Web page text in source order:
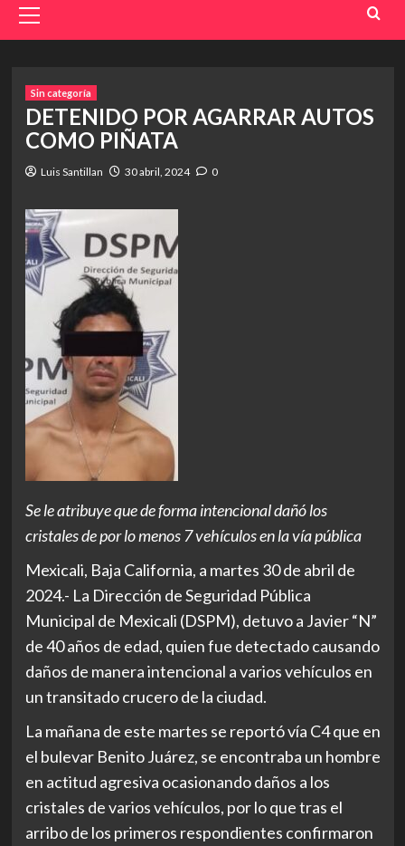
Menu
Sin categoría
DETENIDO POR AGARRAR AUTOS
COMO PIÑATA
Luis Santillan 30 abril, 2024 0
Se le atribuye que de forma intencional dañó los
cristales de por lo menos 7 vehículos en la vía pública
Mexicali, Baja California, a martes 30 de abril de
2024.- La Dirección de Seguridad Pública
Municipal de Mexicali (DSPM), detuvo a Javier “N”
de 40 años de edad, quien fue detectado causando
daños de manera intencional a varios vehículos en
un transitado crucero de la ciudad.
La mañana de este martes se reportó vía C4 que en
el bulevar Benito Juárez, se encontraba un hombre
en actitud agresiva ocasionando daños a los
cristales de varios vehículos, por lo que tras el
arribo de los primeros respondientes confirmaron